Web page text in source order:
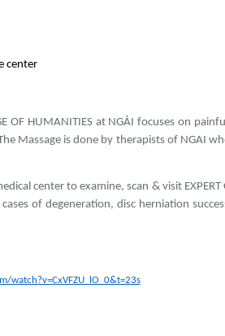
center
OF HUMANITIES at NGẢI focuses on
Massage is done by therapists of NGAI
center to examine, scan & visit EXPERT
of degeneration, disc herniation
watch?v=CxVFZU_lO_0&t=23s